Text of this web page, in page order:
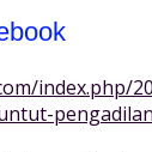
index.php/